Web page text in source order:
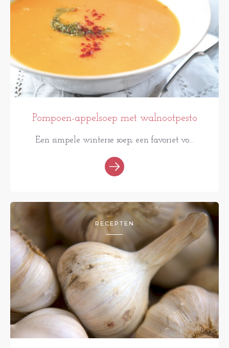
Pompoen-appelsoep met walnootpesto
Een simpele winterse soep; een favoriet vo...
RECEPTEN